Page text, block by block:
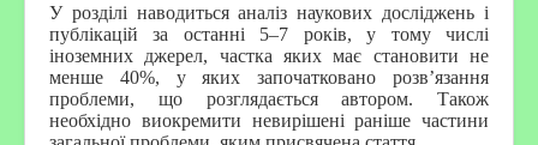
У розділі наводиться аналіз наукових досліджень і
публікацій за останні 5–7 років, у тому числі
іноземних джерел, частка яких має становити не
менше 40%, у яких започатковано розв’язання
проблеми, що розглядається автором. Також
необхідно виокремити невирішені раніше частини